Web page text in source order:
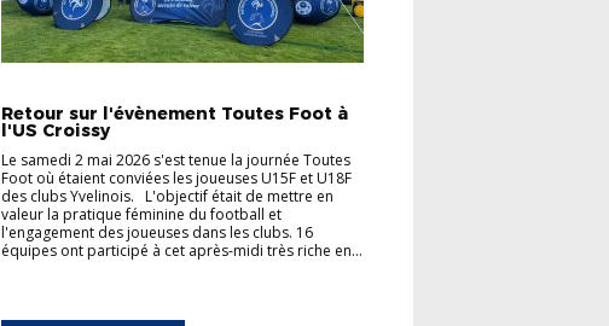
Retour sur l'évènement Toutes Foot à
l'US Croissy
Le samedi 2 mai 2026 s'est tenue la journée Toutes
Foot où étaient conviées les joueuses U15F et U18F
des clubs Yvelinois. L'objectif était de mettre en
valeur la pratique féminine du football et
l'engagement des joueuses dans les clubs. 16
équipes ont participé à cet après-midi très riche en...